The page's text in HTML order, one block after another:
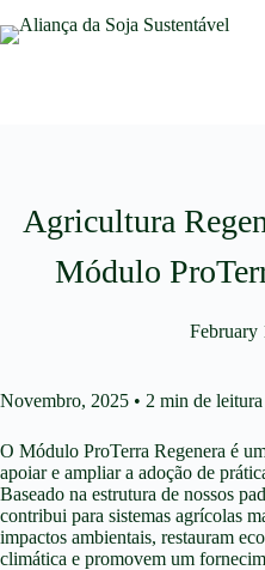
Agricultura
Módulo
February
Novembro, 2025 • 2 min de leitura
O Módulo ProTerra Regenera é
apoiar e ampliar a adoção de
Baseado na estrutura de nossos
contribui para sistemas agrícolas
impactos ambientais, restauram
climática e promovem um